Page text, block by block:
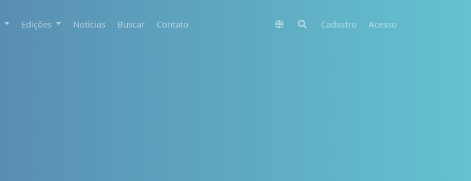
Edições Notícias Buscar Contato Cadastro Acesso